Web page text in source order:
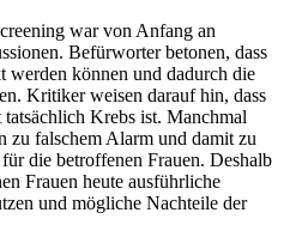
war von Anfang an
Befürworter betonen, dass
werden können und dadurch die
Kritiker weisen darauf hin, dass
Krebs ist. Manchmal
zu falschem Alarm und damit zu
die betroffenen Frauen. Deshalb
Frauen heute ausführliche
und mögliche Nachteile der